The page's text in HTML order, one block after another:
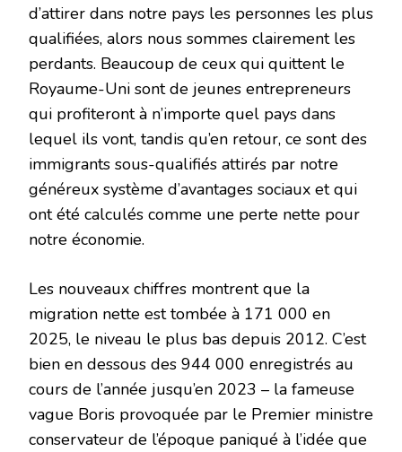
d’attirer dans notre pays les personnes les plus
qualifiées, alors nous sommes clairement les
perdants. Beaucoup de ceux qui quittent le
Royaume-Uni sont de jeunes entrepreneurs
qui profiteront à n’importe quel pays dans
lequel ils vont, tandis qu’en retour, ce sont des
immigrants sous-qualifiés attirés par notre
généreux système d’avantages sociaux et qui
ont été calculés comme une perte nette pour
notre économie.
Les nouveaux chiffres montrent que la
migration nette est tombée à 171 000 en
2025, le niveau le plus bas depuis 2012. C’est
bien en dessous des 944 000 enregistrés au
cours de l’année jusqu’en 2023 – la fameuse
vague Boris provoquée par le Premier ministre
conservateur de l’époque paniqué à l’idée que